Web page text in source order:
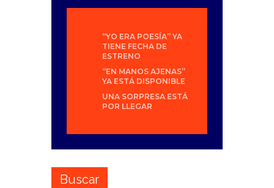
“YO ERA POESÍA” YA
TIENE FECHA DE
ESTRENO
“EN MANOS AJENAS”
YA ESTÁ DISPONIBLE
UNA SORPRESA ESTÁ
POR LLEGAR
Buscar